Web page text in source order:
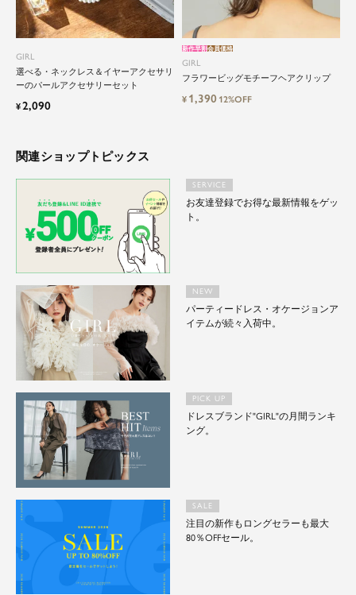
GIRL
選べる・ネックレス＆イヤーアクセサリ
ーのパールアクセサリーセット
¥2,090
GIRL
フラワービッグモチーフヘアクリップ
新作早割会員価格
¥ 1,390 12%OFF
関連ショップトピックス
SERVICE
お友達登録でお得な最新情報をゲッ
ト。
NEW
パーティードレス・オケージョンア
イテムが続々入荷中。
PICK UP
ドレスブランド"GIRL"の月間ランキ
ング。
SALE
注目の新作もロングセラーも最大
80％OFFセール。